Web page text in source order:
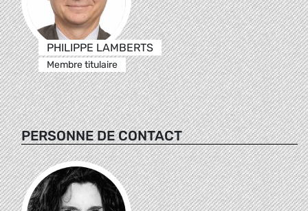
PHILIPPE LAMBERTS
Membre titulaire
PERSONNE DE CONTACT